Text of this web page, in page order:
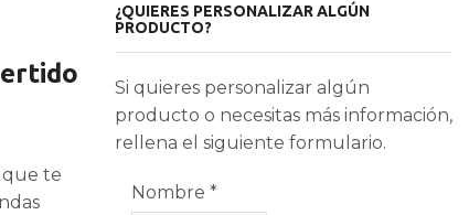
que te
¿QUIERES PERSONALIZAR ALGÚN
PRODUCTO?
Si quieres personalizar algún
producto o necesitas más información,
rellena el siguiente formulario.
Nombre *